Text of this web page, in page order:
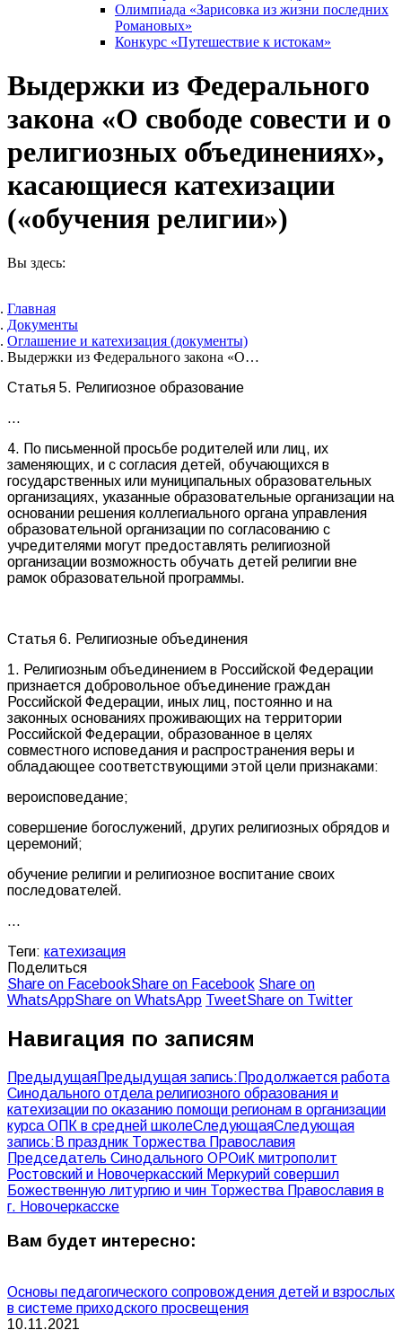
Олимпиада «Зарисовка из жизни последних
Романовых»
Конкурс «Путешествие к истокам»
Выдержки из Федерального
закона «О свободе совести и о
религиозных объединениях»,
касающиеся катехизации
(«обучения религии»)
Вы здесь:
Главная
Документы
Оглашение и катехизация (документы)
Выдержки из Федерального закона «О…
Статья 5. Религиозное образование
…
4. По письменной просьбе родителей или лиц, их
заменяющих, и с согласия детей, обучающихся в
государственных или муниципальных образовательных
организациях, указанные образовательные организации на
основании решения коллегиального органа управления
образовательной организации по согласованию с
учредителями могут предоставлять религиозной
организации возможность обучать детей религии вне
рамок образовательной программы.
Статья 6. Религиозные объединения
1. Религиозным объединением в Российской Федерации
признается добровольное объединение граждан
Российской Федерации, иных лиц, постоянно и на
законных основаниях проживающих на территории
Российской Федерации, образованное в целях
совместного исповедания и распространения веры и
обладающее соответствующими этой цели признаками:
вероисповедание;
совершение богослужений, других религиозных обрядов и
церемоний;
обучение религии и религиозное воспитание своих
последователей.
…
Теги: катехизация
Поделиться
Share on FacebookShare on Facebook Share on
WhatsAppShare on WhatsApp TweetShare on Twitter
Навигация по записям
ПредыдущаяПредыдущая запись: Продолжается работа
Синодального отдела религиозного образования и
катехизации по оказанию помощи регионам в организации
курса ОПК в средней школеСледующаяСледующая
запись: В праздник Торжества Православия
Председатель Синодального ОРОиК митрополит
Ростовский и Новочеркасский Меркурий совершил
Божественную литургию и чин Торжества Православия в
г. Новочеркасске
Вам будет интересно:
Основы педагогического сопровождения детей и взрослых
в системе приходского просвещения
10.11.2021